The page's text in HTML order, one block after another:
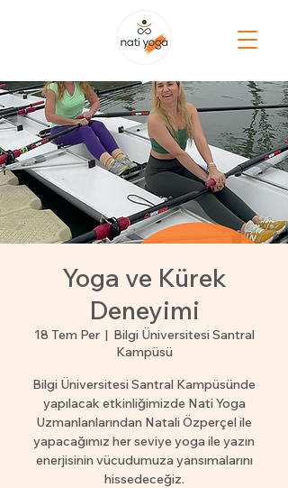
Yoga ve Kürek
Deneyimi
18 Tem Per
  |
Bilgi Üniversitesi Santral
Kampüsü
Bilgi Üniversitesi Santral Kampüsünde
yapılacak etkinliğimizde Nati Yoga
Uzmanlanlarından Natali Özperçel ile
yapacağımız her seviye yoga ile yazın
enerjisinin vücudumuza yansımalarını
hissedeceğiz.